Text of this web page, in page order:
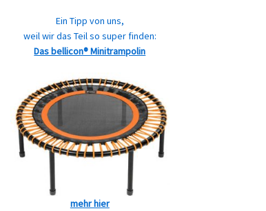
Ein Tipp von uns,
weil wir das Teil so super finden:
Das bellicon® Minitrampolin
mehr hier